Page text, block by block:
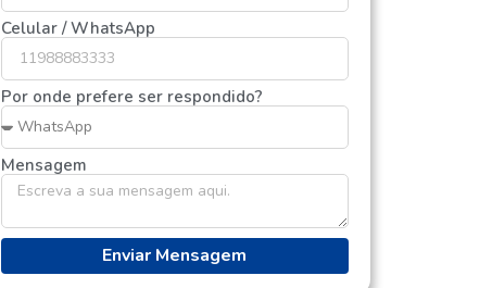
Celular / WhatsApp
Por onde prefere ser respondido?
Mensagem
Enviar Mensagem